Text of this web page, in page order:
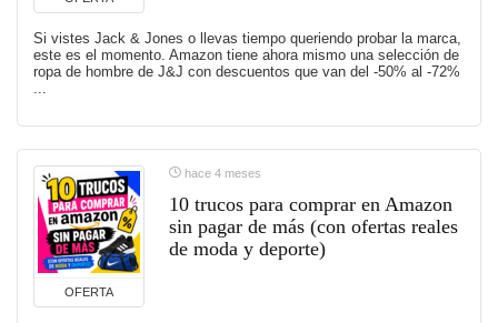
Si vistes Jack & Jones o llevas tiempo queriendo probar la marca,
este es el momento. Amazon tiene ahora mismo una selección de
ropa de hombre de J&J con descuentos que van del -50% al -72%
...
OFERTA
hace 4 meses
10 trucos para comprar en Amazon
sin pagar de más (con ofertas reales
de moda y deporte)